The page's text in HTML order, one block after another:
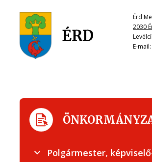
Érd
2030
E-mail:
Polgármester,